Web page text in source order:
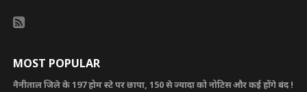
MOST POPULAR
नैनीताल जिले के 197 होम स्टे पर छापा, 150 से ज्यादा को नोटिस और कई होंगे बंद !